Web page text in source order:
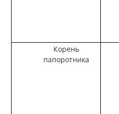
Корень
папоротника